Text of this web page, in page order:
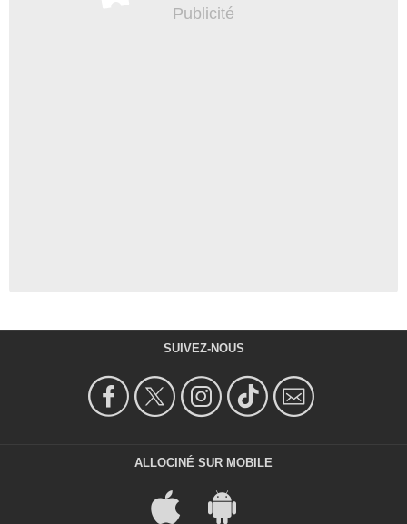
SUIVEZ-NOUS
ALLOCINÉ SUR MOBILE